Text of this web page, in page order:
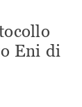
Eni di